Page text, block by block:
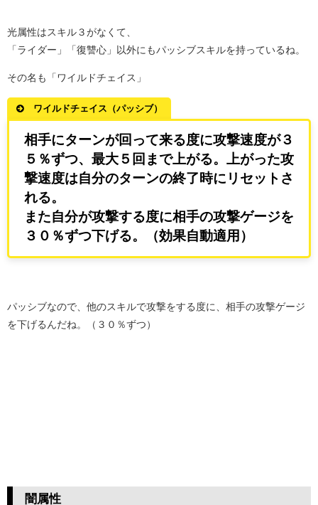
光属性はスキル３がなくて、
「ライダー」「復讐心」以外にもパッシブスキルを持っているね。
その名も「ワイルドチェイス」
ワイルドチェイス（パッシブ）
相手にターンが回って来る度に攻撃速度が３
５％ずつ、最大５回まで上がる。上がった攻
撃速度は自分のターンの終了時にリセットさ
れる。
また自分が攻撃する度に相手の攻撃ゲージを
３０％ずつ下げる。（効果自動適用）
パッシブなので、他のスキルで攻撃をする度に、相手の攻撃ゲージ
を下げるんだね。（３０％ずつ）
闇属性